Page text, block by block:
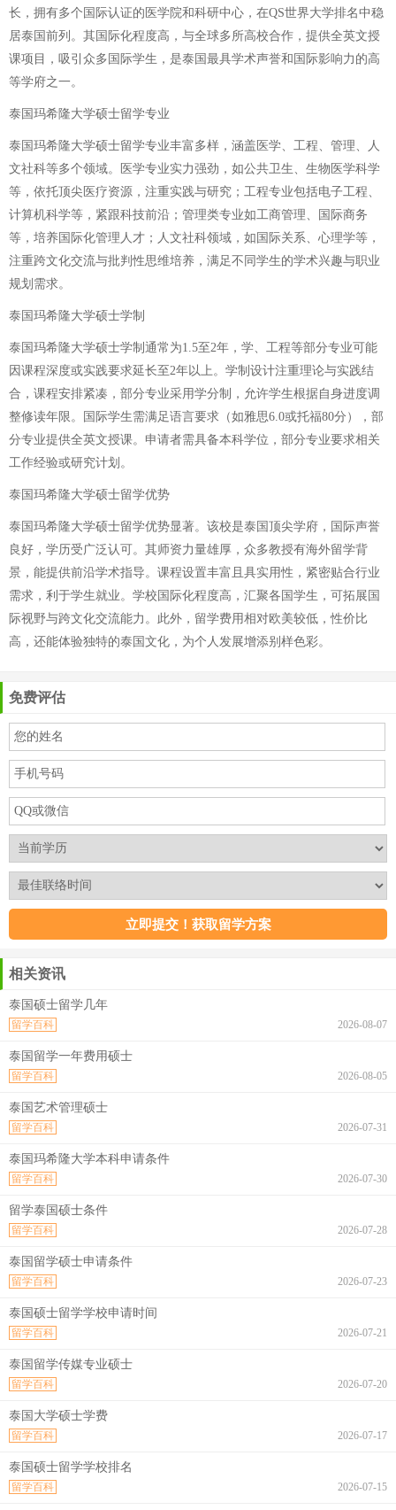
长，拥有多个国际认证的医学院和科研中心，在QS世界大学排名中稳
居泰国前列。其国际化程度高，与全球多所高校合作，提供全英文授
课项目，吸引众多国际学生，是泰国最具学术声誉和国际影响力的高
等学府之一。
泰国玛希隆大学硕士留学专业
泰国玛希隆大学硕士留学专业丰富多样，涵盖医学、工程、管理、人
文社科等多个领域。医学专业实力强劲，如公共卫生、生物医学科学
等，依托顶尖医疗资源，注重实践与研究；工程专业包括电子工程、
计算机科学等，紧跟科技前沿；管理类专业如工商管理、国际商务
等，培养国际化管理人才；人文社科领域，如国际关系、心理学等，
注重跨文化交流与批判性思维培养，满足不同学生的学术兴趣与职业
规划需求。
泰国玛希隆大学硕士学制
泰国玛希隆大学硕士学制通常为1.5至2年，学、工程等部分专业可能
因课程深度或实践要求延长至2年以上。学制设计注重理论与实践结
合，课程安排紧凑，部分专业采用学分制，允许学生根据自身进度调
整修读年限。国际学生需满足语言要求（如雅思6.0或托福80分），部
分专业提供全英文授课。申请者需具备本科学位，部分专业要求相关
工作经验或研究计划。
泰国玛希隆大学硕士留学优势
泰国玛希隆大学硕士留学优势显著。该校是泰国顶尖学府，国际声誉
良好，学历受广泛认可。其师资力量雄厚，众多教授有海外留学背
景，能提供前沿学术指导。课程设置丰富且具实用性，紧密贴合行业
需求，利于学生就业。学校国际化程度高，汇聚各国学生，可拓展国
际视野与跨文化交流能力。此外，留学费用相对欧美较低，性价比
高，还能体验独特的泰国文化，为个人发展增添别样色彩。
免费评估
相关资讯
泰国硕士留学几年
2026-08-07
留学百科
泰国留学一年费用硕士
2026-08-05
留学百科
泰国艺术管理硕士
2026-07-31
留学百科
泰国玛希隆大学本科申请条件
2026-07-30
留学百科
留学泰国硕士条件
2026-07-28
留学百科
泰国留学硕士申请条件
2026-07-23
留学百科
泰国硕士留学学校申请时间
2026-07-21
留学百科
泰国留学传媒专业硕士
2026-07-20
留学百科
泰国大学硕士学费
2026-07-17
留学百科
泰国硕士留学学校排名
2026-07-15
留学百科